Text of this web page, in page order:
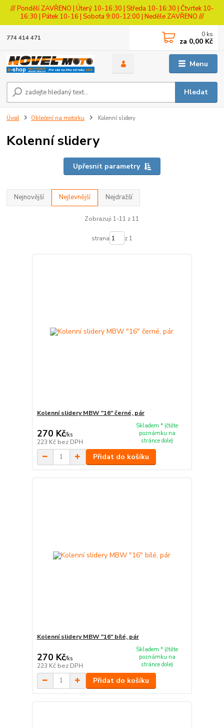
/// Pondělí ZAVŘENO | Úterý 10-16:30 | Středa 10-16:30 | Čtvrtek 10-
16:30 | Pátek 10-16 | Sobota 9:00-12:00 | Neděle ZAVŘENO ///
Menu
Hledat
774 414 471 0 ks
za 0,00 Kč
Úvod Oblečení na motorku Kolenní slidery
Kolenní slidery
Upřesnit parametry
Nejnovější Nejlevnější Nejdražší
Zobrazuji 1-11 z 11
strana z 1
Kolenní slidery MBW "16" černé, pár
270 Kč/ks
223 Kč bez DPH
Skladem * (čtěte
poznámku na
stránce dole)
Přidat do košíku
Kolenní slidery MBW "16" bílé, pár
270 Kč/ks
223 Kč bez DPH
Skladem * (čtěte
poznámku na
stránce dole)
Přidat do košíku